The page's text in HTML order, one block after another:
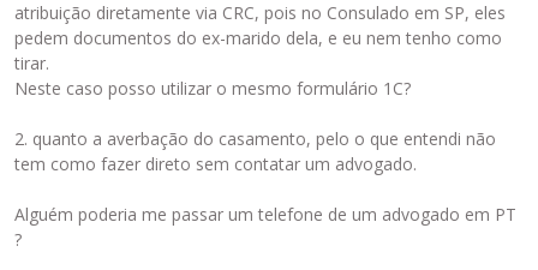
atribuição diretamente via CRC, pois no Consulado em SP, eles
pedem documentos do ex-marido dela, e eu nem tenho como
tirar.
Neste caso posso utilizar o mesmo formulário 1C?
2. quanto a averbação do casamento, pelo o que entendi não
tem como fazer direto sem contatar um advogado.
Alguém poderia me passar um telefone de um advogado em PT
?